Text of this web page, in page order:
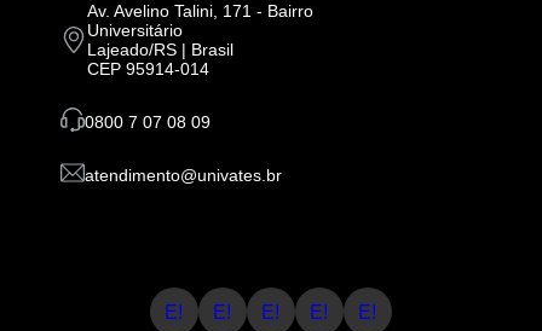
Av. Avelino Talini, 171 - Bairro
Universitário
Lajeado/RS | Brasil
CEP 95914-014
0800 7 07 08 09
atendimento@univates.br
E! E! E! E! E!